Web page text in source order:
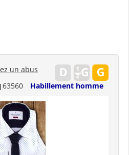
63560 Habillement homme
un abus